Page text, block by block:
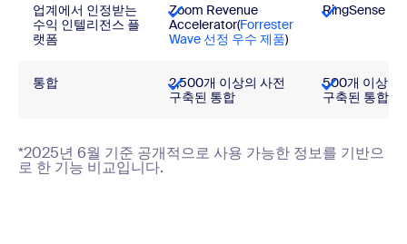
업계에서 인정받는
수익 인텔리전스 플
랫폼
Zoom Revenue
Accelerator(Forrester
Wave 선정 우수 제품)
RingSense
통합
2,500개 이상의 사전
구축된 통합
500개 이상의
구축된 통합
*2025년 6월 기준 공개적으로 사용 가능한 정보를 기반으
로 한 기능 비교입니다.